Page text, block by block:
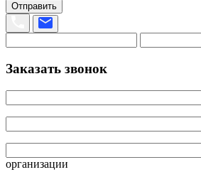
Отправить
Заказать звонок
организации